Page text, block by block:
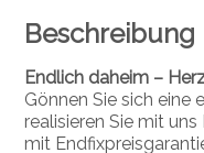
Beschreibung
Endlich daheim –
Gönnen Sie sich eine
realisieren Sie mit
mit